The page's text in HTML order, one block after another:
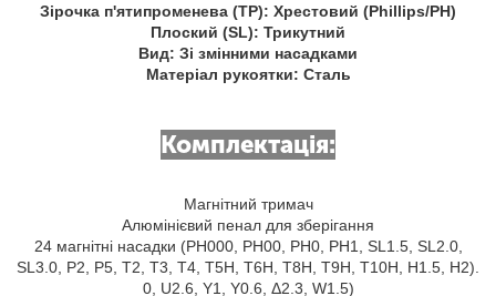
Зірочка п'ятипроменева (TP): Хрестовий (Phillips/PH)
Плоский (SL): Трикутний
Вид: Зі змінними насадками
Матеріал рукоятки: Сталь
Комплектація:
Магнітний тримач
Алюмінієвий пенал для зберігання
24 магнітні насадки (PH000, PH00, PH0, PH1, SL1.5, SL2.0,
SL3.0, P2, P5, T2, T3, T4, T5H, T6H, T8H, T9H, T10H, H1.5, H2).
0, U2.6, Y1, Y0.6, Δ2.3, W1.5)